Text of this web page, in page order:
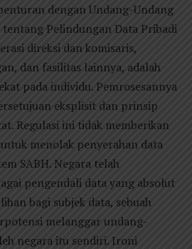
dengan Undang-Undang
tentang Pelindungan Data Pribadi
direksi dan komisaris,
dan fasilitas lainnya, adalah
pada individu. Pemrosesannya
eksplisit dan prinsip
Regulasi ini tidak memberikan
menolak penyerahan data
SABH. Negara telah
pengendali data yang absolut
bagi subjek data, sebuah
melanggar undang-
negara itu sendiri. Ironi